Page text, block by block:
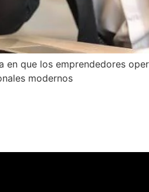
que los emprendedores
modernos